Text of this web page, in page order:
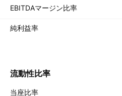
EBITDAマージン比率
純利益率
流動性比率
当座比率